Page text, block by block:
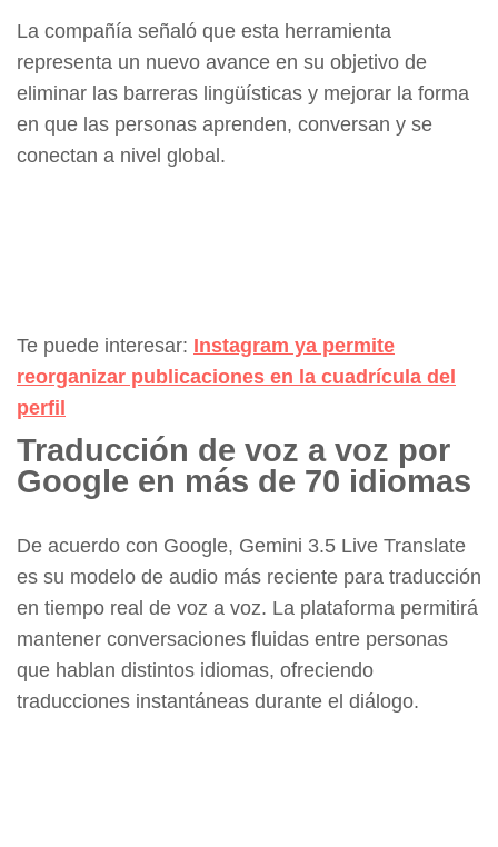
La compañía señaló que esta herramienta
representa un nuevo avance en su objetivo de
eliminar las barreras lingüísticas y mejorar la forma
en que las personas aprenden, conversan y se
conectan a nivel global.
Te puede interesar: Instagram ya permite
reorganizar publicaciones en la cuadrícula del
perfil
Traducción de voz a voz por
Google en más de 70 idiomas
De acuerdo con Google, Gemini 3.5 Live Translate
es su modelo de audio más reciente para traducción
en tiempo real de voz a voz. La plataforma permitirá
mantener conversaciones fluidas entre personas
que hablan distintos idiomas, ofreciendo
traducciones instantáneas durante el diálogo.